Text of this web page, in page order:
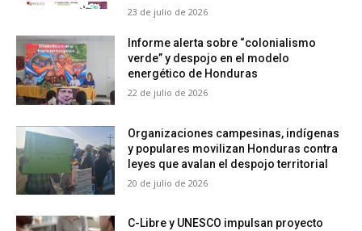
23 de julio de 2026
Informe alerta sobre “colonialismo
verde” y despojo en el modelo
energético de Honduras
22 de julio de 2026
Organizaciones campesinas, indígenas
y populares movilizan Honduras contra
leyes que avalan el despojo territorial
20 de julio de 2026
C-Libre y UNESCO impulsan proyecto